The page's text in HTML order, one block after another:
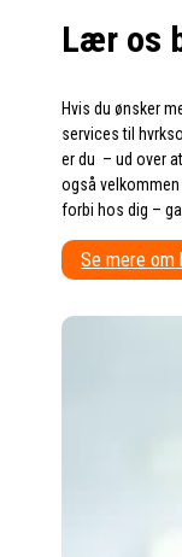
Lær os
Hvis du ønsker
services til
er du – ud over
også
forbi hos dig –
Se mere om